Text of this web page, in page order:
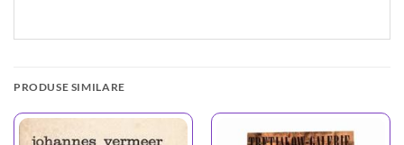
PRODUSE SIMILARE